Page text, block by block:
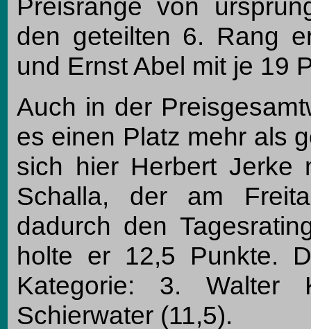
Preisränge von
den geteilten 6. Rang
und Ernst Abel mit je 19
Auch in der
es einen Platz mehr als
sich hier Herbert Jerke
Schalla, der am
dadurch den
holte er 12,5 Punkte.
Kategorie: 3.
Schierwater (11,5).